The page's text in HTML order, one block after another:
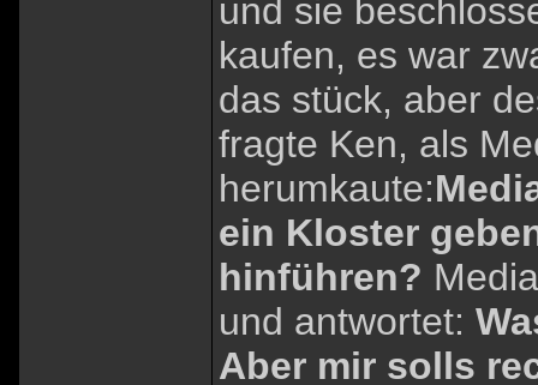
und sie
kaufen, es war
das stück, aber
fragte Ken, als
herumkaute:
ein Kloster
hinführen?
und antwortet:
Aber mir solls